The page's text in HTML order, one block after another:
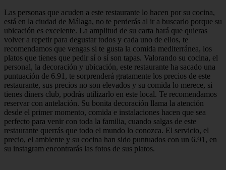
Las personas que acuden a este restaurante lo hacen por su cocina,
está en la ciudad de Málaga, no te perderás al ir a buscarlo porque su
ubicación es excelente. La amplitud de su carta hará que quieras
volver a repetir para degustar todos y cada uno de ellos, te
recomendamos que vengas si te gusta la comida mediterránea, los
platos que tienes que pedir sí o sí son tapas. Valorando su cocina, el
personal, la decoración y ubicación, este restaurante ha sacado una
puntuación de 6.91, te sorprenderá gratamente los precios de este
restaurante, sus precios no son elevados y su comida lo merece, si
tienes diners club, podrás utilizarlo en este local. Te recomendamos
reservar con antelación. Su bonita decoración llama la atención
desde el primer momento, comida e instalaciones hacen que sea
perfecto para venir con toda la familia, cuando salgas de este
restaurante querrás que todo el mundo lo conozca. El servicio, el
precio, el ambiente y su cocina han sido puntuados con un 6.91, en
su instagram encontrarás las fotos de sus platos.